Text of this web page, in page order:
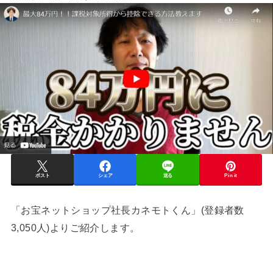
ポスト シェア 送る Pin it
「お宝ネットショップ社長カネモトくん」(登録者数
3,050人)よりご紹介します。